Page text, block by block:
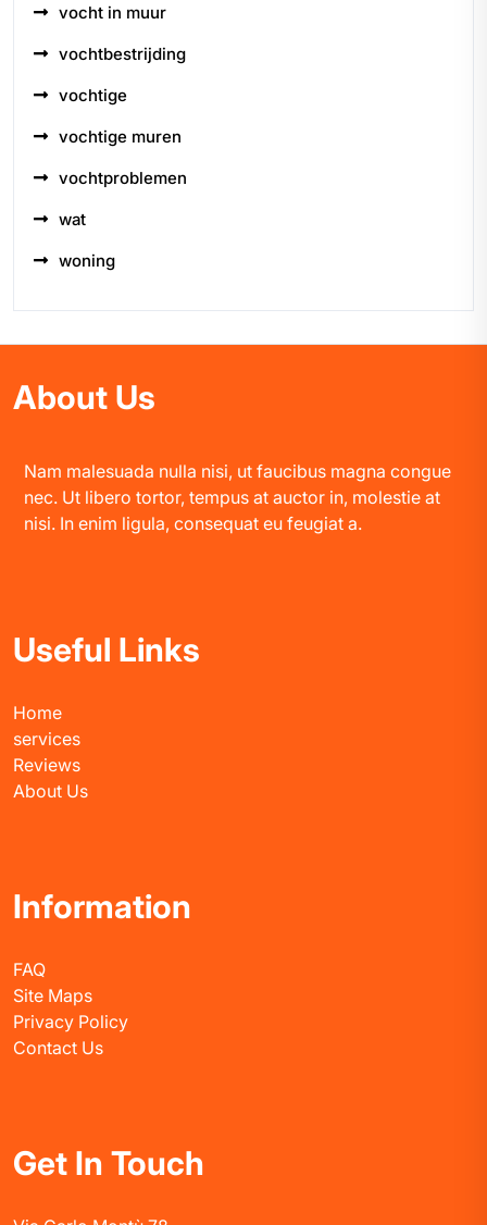
vocht in muur
vochtbestrijding
vochtige
vochtige muren
vochtproblemen
wat
woning
About Us
Nam malesuada nulla nisi, ut faucibus magna congue
nec. Ut libero tortor, tempus at auctor in, molestie at
nisi. In enim ligula, consequat eu feugiat a.
Useful Links
Home
services
Reviews
About Us
Information
FAQ
Site Maps
Privacy Policy
Contact Us
Get In Touch